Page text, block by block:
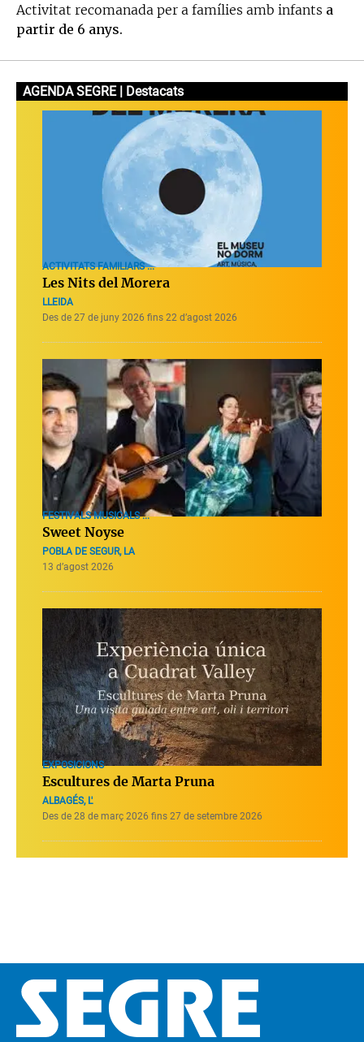
Activitat recomanada per a famílies amb infants a
partir de 6 anys.
AGENDA SEGRE | Destacats
ACTIVITATS FAMILIARS ...
Les Nits del Morera
LLEIDA
Des de 27 de juny 2026 fins 22 d’agost 2026
FESTIVALS MUSICALS ...
Sweet Noyse
POBLA DE SEGUR, LA
13 d’agost 2026
EXPOSICIONS
Escultures de Marta Pruna
ALBAGÉS, L'
Des de 28 de març 2026 fins 27 de setembre 2026